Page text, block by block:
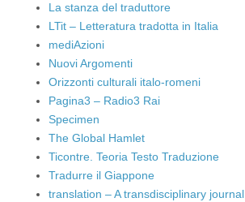
La stanza del traduttore
LTit – Letteratura tradotta in Italia
mediAzioni
Nuovi Argomenti
Orizzonti culturali italo-romeni
Pagina3 – Radio3 Rai
Specimen
The Global Hamlet
Ticontre. Teoria Testo Traduzione
Tradurre il Giappone
translation – A transdisciplinary journal